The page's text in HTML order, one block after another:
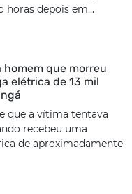
horas depois em...
homem que morreu
elétrica de 13 mil
que a vítima tentava
recebeu uma
de aproximadamente